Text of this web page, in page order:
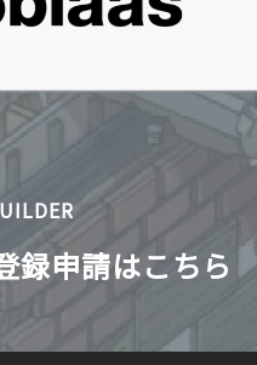
録申請はこちら